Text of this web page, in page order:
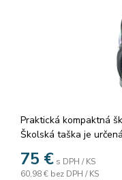
Praktická kompaktná
Školská taška je
batoh môžu vaše deti
Hmotnosť tašky je 1,8
75 € s DPH / KS
60,98 € bez DPH / KS